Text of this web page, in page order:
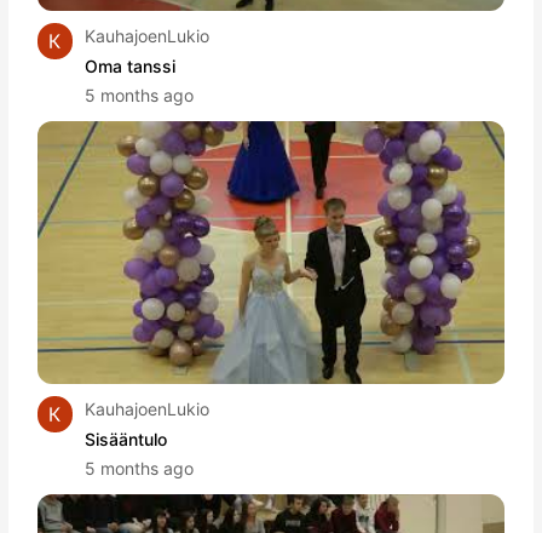
KauhajoenLukio
Oma tanssi
5 months ago
KauhajoenLukio
Sisääntulo
5 months ago